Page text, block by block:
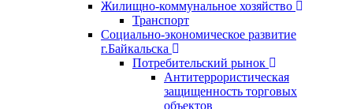
Жилищно-коммунальное хозяйство
Транспорт
Социально-экономическое развитие
г.Байкальска
Потребительский рынок
Антитеррористическая
защищенность торговых
объектов